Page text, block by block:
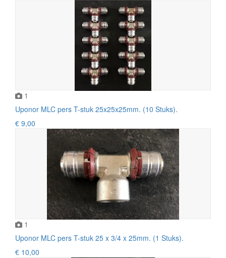
1
Uponor MLC pers T-stuk 25x25x25mm. (10 Stuks).
€ 9,00
1
Uponor MLC pers T-stuk 25 x 3/4 x 25mm. (1 Stuks).
€ 10,00